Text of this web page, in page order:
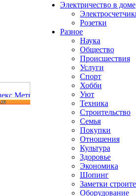
Электричество в доме
Розетки
Разное
Наука
Общество
Происшествия
Услуги
Спорт
Хобби
Уют
Техника
Строительство
Семья
Покупки
Отношения
Культура
Здоровье
Экономика
Шопинг
Заметки
Оборудование